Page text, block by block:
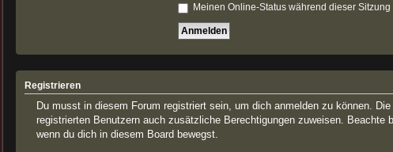
Meinen Online-Status während dieser
Registrieren
Du musst in diesem Forum registriert sein, um dich anmelden zu können.
registrierten Benutzern auch zusätzliche Berechtigungen zuweisen. Beachte
wenn du dich in diesem Board bewegst.